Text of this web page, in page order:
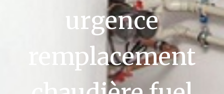
urgence
remplacement